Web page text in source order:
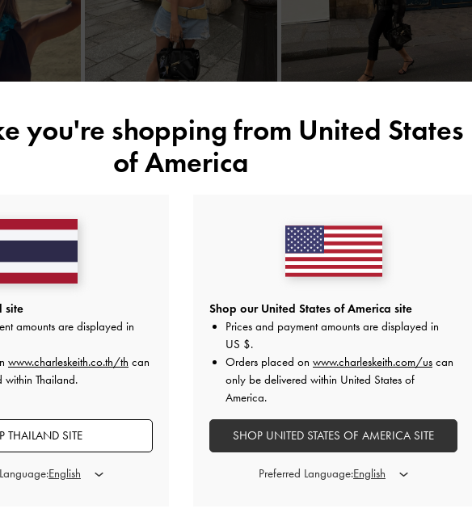
คุณอาจจะชอบสินค้านี้
ะดับหมุดรุ่น
กระเป๋าโฮโบตกแต่งโซ่รุ่น Atwood -สี
กระเป๋าโฮโบลายควิลท์พร้อมสายสะพาย
you're shopping from United States
of America
site
amounts are displayed in
www.charleskeith.co.th/th can
Thailand.
THAILAND SITE
Shop our United States of America site
Prices and payment amounts are displayed in
US $.
Orders placed on www.charleskeith.com/us can
only be delivered within United States of
America.
SHOP UNITED STATES OF AMERICA SITE
Preferred Language: